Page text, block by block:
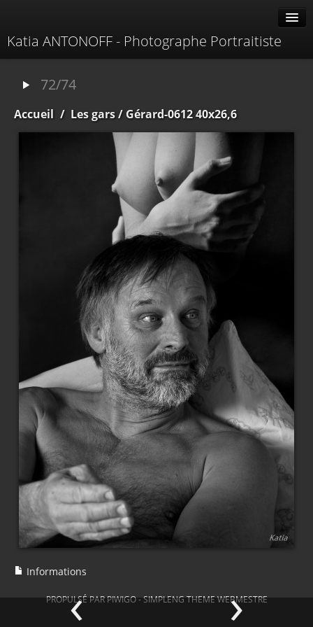
Katia ANTONOFF - Photographe Portraitiste
72/74
Accueil / Les gars/ Gérard-0612 40x26,6
‹ ›
Informations
PROPULSÉ PARPIWIGO-SIMPLENG THEMEWEBMESTRE